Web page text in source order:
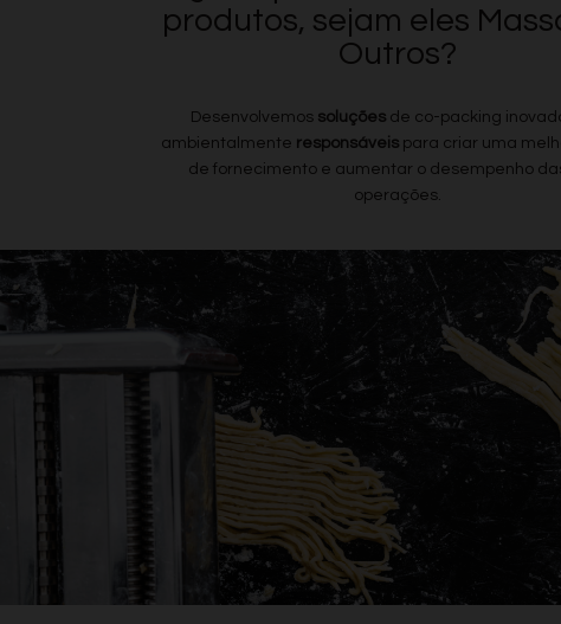
produtos, sejam eles
Outros?
Desenvolvemos soluçõesde co-packing
ambientalmente responsáveis para criar uma
de fornecimento e aumentar o desempenho
operações.